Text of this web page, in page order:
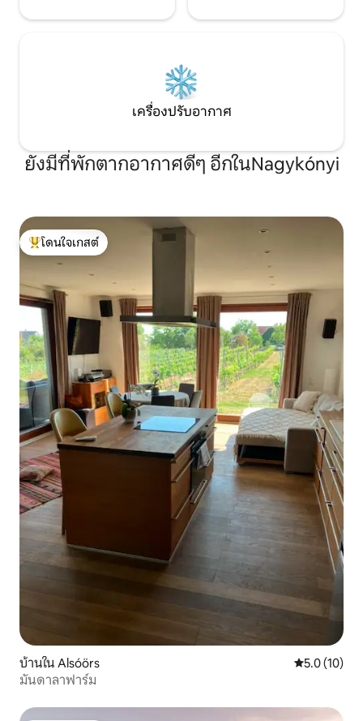
ความเงียบสงบของ Káli Basin มีที่จอดรถริม
หนึ่งในหมู่บ้านที่เป็นที่นิยมที่สุดในแคว้นคา
ลี ทำให้ง่ายต่อการสำรวจที่ราบสูงบาลา
ตอน เนินเขาภูเขาไฟโดยรอบ โรงบ่มไวน์ จุด
เดินป่า และหมู่บ้านที่มีเสน่ห์ Dandelion
Köveskál สร้างขึ้นสำหรับผู้ที่กำลังมองหา
ตกแต่งอย่างสวยงามในบริเวณที่ราบสูงบา
ลาตอน ในทำเลที่ดีแต่เงียบสงบ
เครื่องปรับอากาศ
ยังมีที่พักตากอากาศดีๆ อีกในNagykónyi
โดนใจเกสต์ที่สุด
โดนใจเกสต์
บ้านใน Alsóörs คะแนนเฉลี่ย
5.0 (10)
มันดาลาฟาร์ม